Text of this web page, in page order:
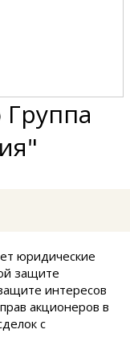
юридические
защите
интересов
акционеров в
с